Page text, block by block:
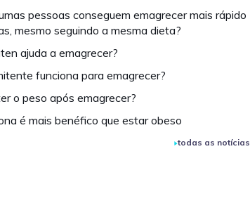
pessoas conseguem emagrecer mais rápido
mesmo seguindo a mesma dieta?
ajuda a emagrecer?
funciona para emagrecer?
o peso após emagrecer?
é mais benéfico que estar obeso
todas as notícias